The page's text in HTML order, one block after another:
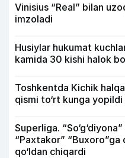
Vinisius “Real” bilan
imzoladi
Husiylar hukumat
kamida 30 kishi halok
Toshkentda Kichik
qismi to‘rt kunga
Superliga.
“Paxtakor” “Buxoro”ga
qo‘ldan chiqardi